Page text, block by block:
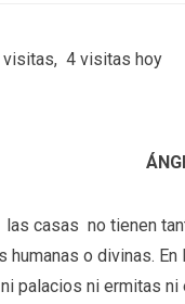
visitas, 4 visitas hoy
casas no tienen
humanas o divinas.
palacios ni ermitas